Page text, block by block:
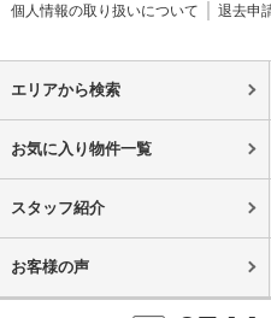
個人情報の取り扱いについて
退去申
エリアから検索
お気に入り物件一覧
スタッフ紹介
お客様の声